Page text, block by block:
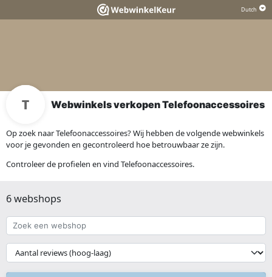
Webwinkels verkopen Telefoonaccessoires
Op zoek naar Telefoonaccessoires? Wij hebben de volgende webwinkels
voor je gevonden en gecontroleerd hoe betrouwbaar ze zijn.
Controleer de profielen en vind Telefoonaccessoires.
6 webshops
Zoek
een
webshop
{{
__('Sort')
}}